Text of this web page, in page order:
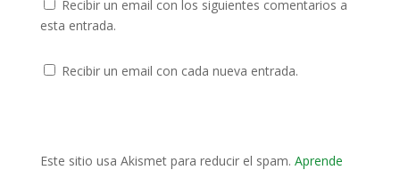
Recibir un email con los siguientes comentarios a
esta entrada.
Recibir un email con cada nueva entrada.
Este sitio usa Akismet para reducir el spam. Aprende